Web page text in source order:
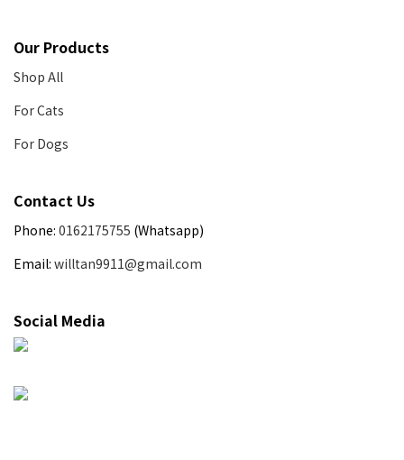
Our Products
Shop All
For Cats
For Dogs
Contact Us
Phone: 0162175755 (Whatsapp)
Email: willtan9911@gmail.com
Social Media